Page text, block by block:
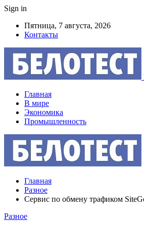
Sign in
Пятница, 7 августа, 2026
Контакты
Главная
В мире
Экономика
Промышленность
Главная
Разное
Сервис по обмену трафиком
Разное